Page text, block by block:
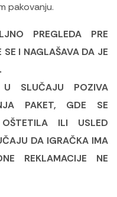
pakovanju.
PREGLEDA PRE
I NAGLAŠAVA DA JE
U SLUČAJU POZIVA
PAKET, GDE SE
ILI USLED
DA IGRAČKA IMA
REKLAMACIJE NE